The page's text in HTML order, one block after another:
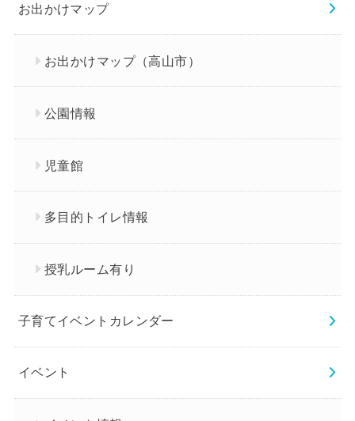
お出かけマップ
お出かけマップ（高山市）
公園情報
児童館
多目的トイレ情報
授乳ルーム有り
子育てイベントカレンダー
イベント